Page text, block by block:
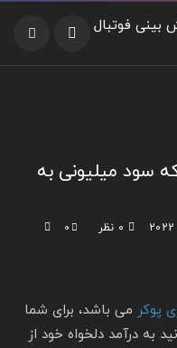
سود میلیونی به
۰ نظر
0
پوکر می باشد، برای شما
به درآمد دلخواه خود از